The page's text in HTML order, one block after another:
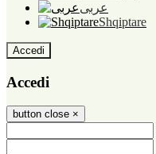
عربى
Shqiptare
Accedi
Accedi
button close ×